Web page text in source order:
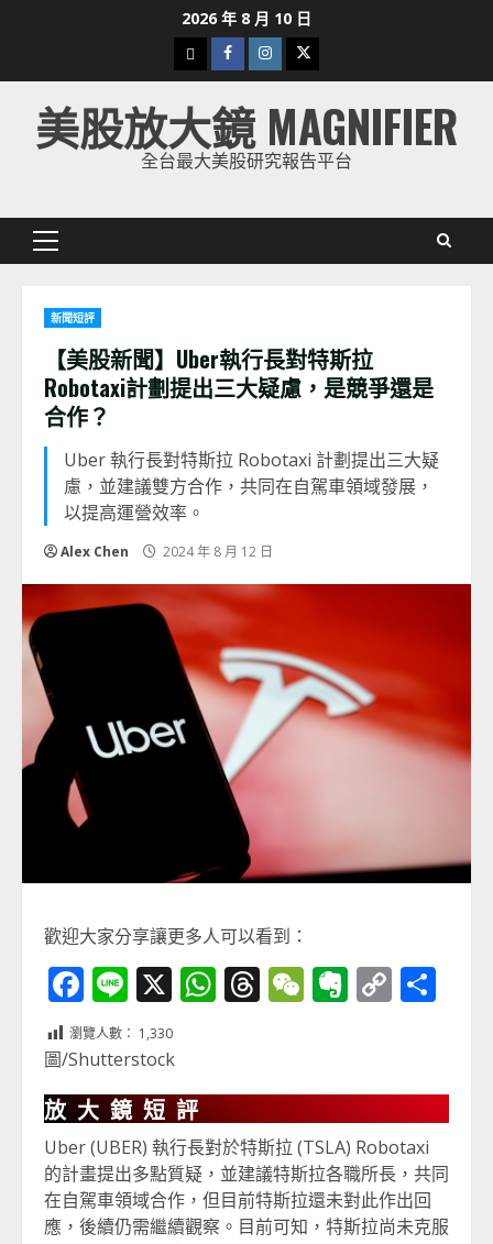
2026 年 8 月 10 日
下
載
美
股
Facebook
Instagram
Twitter
美股放大鏡 MAGNIFIER
全台最大美股研究報告平台
Primary
新聞短評
【美股新聞】Uber執行長對特斯拉
Robotaxi計劃提出三大疑慮，是競爭還是
合作？
Uber 執行長對特斯拉 Robotaxi 計劃提出三大疑
慮，並建議雙方合作，共同在自駕車領域發展，
以提高運營效率。
Alex Chen 2024 年 8 月 12 日
歡迎大家分享讓更多人可以看到：
Facebook
Line
X WhatsApp
Threads
WeChat
Evernote
Copy
瀏覽人數： 1,330
圖/Shutterstock
放大鏡短評
Uber (UBER) 執行長對於特斯拉 (TSLA) Robotaxi
的計畫提出多點質疑，並建議特斯拉各職所長，共同
在自駕車領域合作，但目前特斯拉還未對此作出回
應，後續仍需繼續觀察。目前可知，特斯拉尚未克服